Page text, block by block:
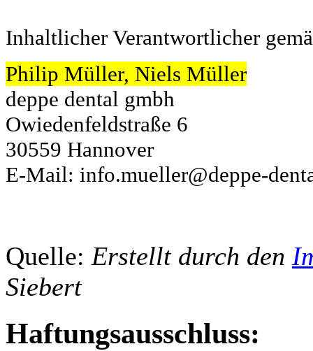
Inhaltlicher Verantwortlicher
Philip Müller, Niels Müller
deppe dental gmbh
Owiedenfeldstraße 6
30559 Hannover
E-Mail: info.mueller@deppe-
Quelle: Erstellt durch den
Siebert
Haftungsausschluss: